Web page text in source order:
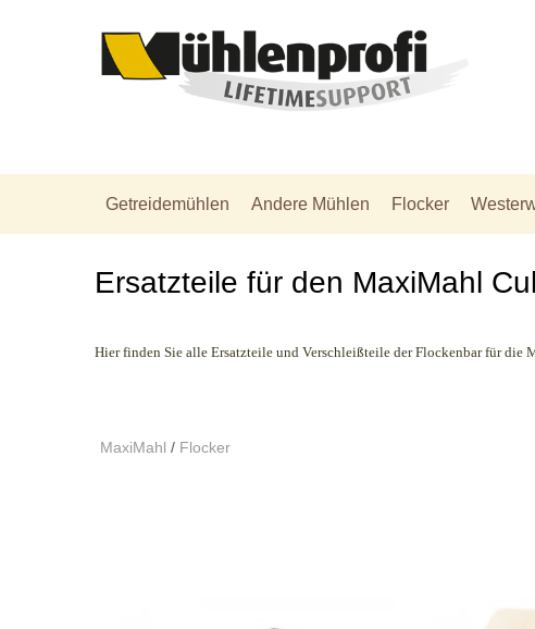
Getreidemühlen Andere Mühlen Flocker
Ersatzteile für den MaxiMahl
Hier finden Sie alle Ersatzteile und Verschleißteile der Flockenbar für
MaxiMahl / Flocker